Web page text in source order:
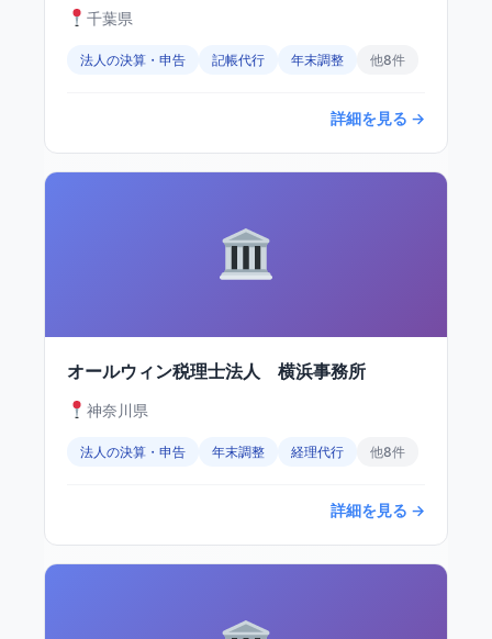
千葉県
法人の決算・申告 記帳代行 年末調整 他8件
詳細を見る →
オールウィン税理士法人 横浜事務所
神奈川県
法人の決算・申告 年末調整 経理代行 他8件
詳細を見る →